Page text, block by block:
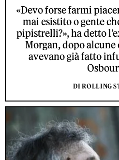
«Devo forse farmi
mai esistito o gente
pipistrelli?», ha detto
Morgan, dopo
avevano già fatto
DI ROLLING